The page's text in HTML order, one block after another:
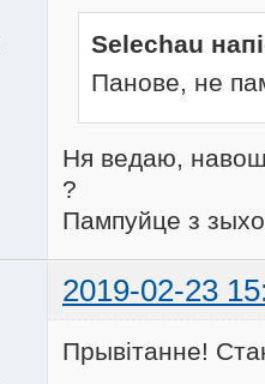
Selechau
Панове, не
Ня ведаю,
?
Пампуйце з
2019-02-23
Прывітанне!